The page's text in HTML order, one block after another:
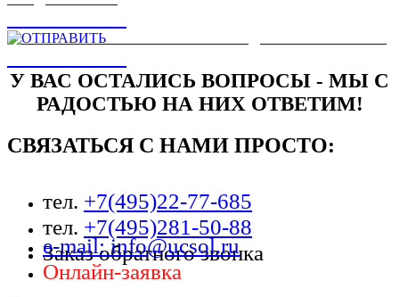
У ВАС ОСТАЛИСЬ ВОПРОСЫ - МЫ С
РАДОСТЬЮ НА НИХ ОТВЕТИМ!
СВЯЗАТЬСЯ С НАМИ ПРОСТО:
тел. +7(495)22-77-685
тел. +7(495)281-50-88
Заказ обратного звонка
e-mail: info@ucsol.ru
Онлайн-заявка